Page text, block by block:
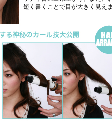
短く書くことで目が大きく見え